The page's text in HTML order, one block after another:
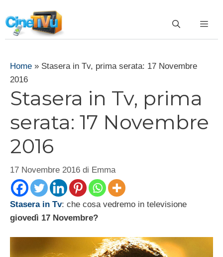
al
contenuto
Home » Stasera in Tv, prima serata: 17 Novembre
2016
Stasera in Tv, prima
serata: 17 Novembre
2016
17 Novembre 2016 di Emma
Stasera in Tv: che cosa vedremo in televisione
giovedì 17 Novembre?